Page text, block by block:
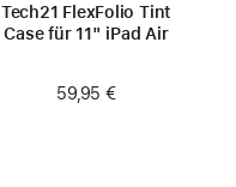
Tech21 FlexFolio Tint
Case für 11" iPad Air
59,95 €